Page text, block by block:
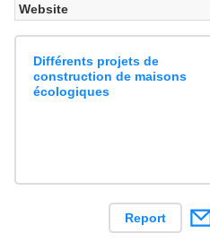
Website
Différents projets de
construction de maisons
écologiques
Report